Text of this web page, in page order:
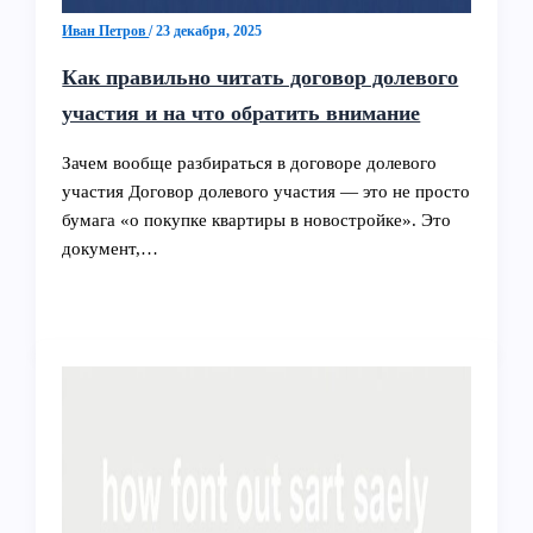
Иван Петров/23 декабря, 2025
Как правильно читать договор долевого
участия и на что обратить внимание
Зачем вообще разбираться в договоре долевого
участия Договор долевого участия — это не просто
бумага «о покупке квартиры в новостройке». Это
документ,…